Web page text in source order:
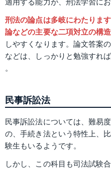
刑法の論点は多岐にわたりま
論などの主要な二項対立の構
しやすくなります。論文答案
などは、しっかりと勉強すれ
。
民事訴訟法
民事訴訟法については、難易
の、手続き法という特性上、
験生もいるようです。
しかし、この科目も司法試験